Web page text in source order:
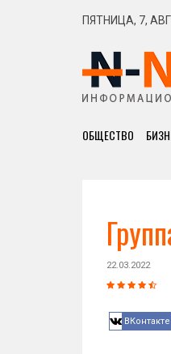
ПЯТНИЦА, 7,
ОБЩЕСТВО
22.03.2022
ВКонтакте